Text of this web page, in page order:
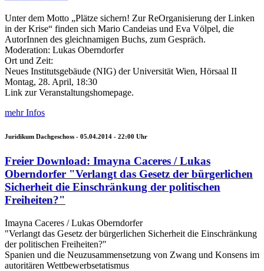
Unter dem Motto „Plätze sichern! Zur ReOrganisierung der Linken
in der Krise“ finden sich Mario Candeias und Eva Völpel, die
AutorInnen des gleichnamigen Buchs, zum Gespräch.
Moderation: Lukas Oberndorfer
Ort und Zeit:
Neues Institutsgebäude (NIG) der Universität Wien, Hörsaal II
Montag, 28. April, 18:30
Link zur Veranstaltungshomepage.
mehr Infos
Juridikum Dachgeschoss - 05.04.2014 - 22:00 Uhr
Freier Download: Imayna Caceres / Lukas
Oberndorfer "Verlangt das Gesetz der bürgerlichen
Sicherheit die Einschränkung der politischen
Freiheiten?"
Imayna Caceres / Lukas Oberndorfer
"Verlangt das Gesetz der bürgerlichen Sicherheit die Einschränkung
der politischen Freiheiten?"
Spanien und die Neuzusammensetzung von Zwang und Konsens im
autoritären Wettbewerbsetatismus